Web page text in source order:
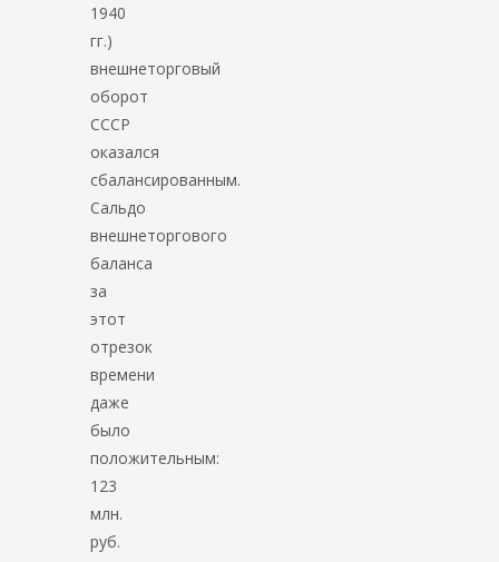
1940
гг.)
внешнеторговый
оборот
СССР
оказался
сбалансированным.
Сальдо
внешнеторгового
баланса
за
этот
отрезок
времени
даже
было
положительным:
123
млн.
руб.